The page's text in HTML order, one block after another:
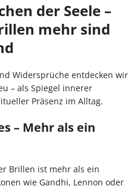
der Seele –
mehr sind
Widersprüche entdecken wir
– als Spiegel innerer
Präsenz im Alltag.
– Mehr als ein
Brillen ist mehr als ein
wie Gandhi, Lennon oder